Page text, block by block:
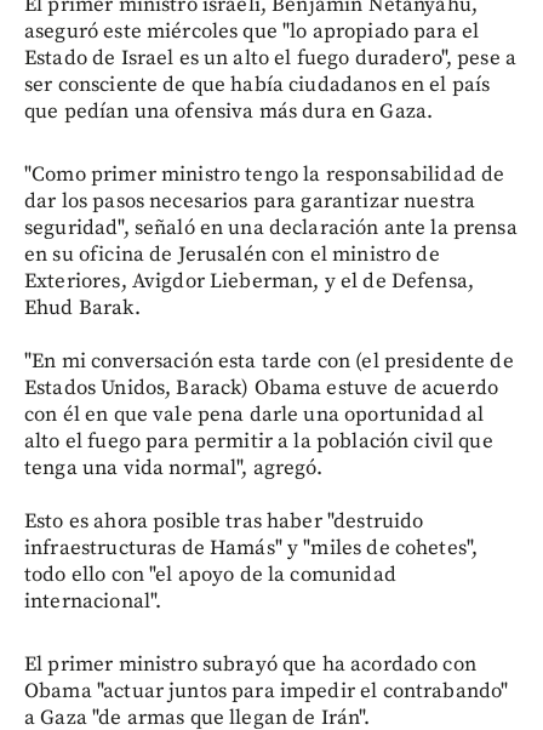
aseguró este miércoles que "lo apropiado para el
Estado de Israel es un alto el fuego duradero", pese a
ser consciente de que había ciudadanos en el país
que pedían una ofensiva más dura en Gaza.
"Como primer ministro tengo la responsabilidad de
dar los pasos necesarios para garantizar nuestra
seguridad", señaló en una declaración ante la prensa
en su oficina de Jerusalén con el ministro de
Exteriores, Avigdor Lieberman, y el de Defensa,
Ehud Barak.
"En mi conversación esta tarde con (el presidente de
Estados Unidos, Barack) Obama estuve de acuerdo
con él en que vale pena darle una oportunidad al
alto el fuego para permitir a la población civil que
tenga una vida normal", agregó.
Esto es ahora posible tras haber "destruido
infraestructuras de Hamás" y "miles de cohetes",
todo ello con "el apoyo de la comunidad
internacional".
El primer ministro subrayó que ha acordado con
Obama "actuar juntos para impedir el contrabando"
a Gaza "de armas que llegan de Irán".